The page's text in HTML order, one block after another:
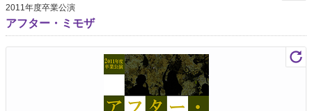
v
i
g
i
g
2011年度卒業公演
アフター・ミモザ